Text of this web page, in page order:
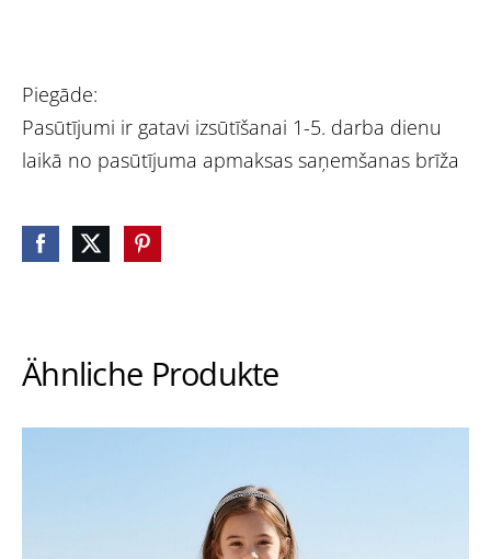
Piegāde:
Pasūtījumi ir gatavi izsūtīšanai 1-5. darba dienu
laikā no pasūtījuma apmaksas saņemšanas brīža
Ähnliche Produkte